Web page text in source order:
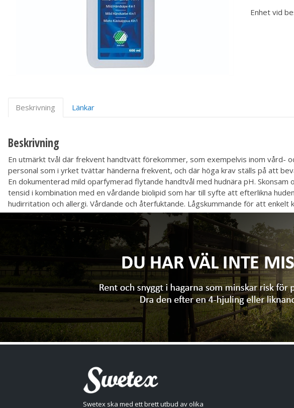
Enhet vid
Beskrivning Länkar
Beskrivning
En utmärkt tvål där frekvent handtvätt förekommer, som exempelvis inom vård-
personal som i yrket tvättar händerna frekvent, och där höga krav ställs på att
En dokumenterad mild oparfymerad flytande handtvål med hudnära pH.
tensid i kombination med en vårdande biolipid som har till syfte att efterlikna
hudirritation och allergi. Vårdande och återfuktande. Lågskummande för att
Swetex ska med ett brett utbud av olika